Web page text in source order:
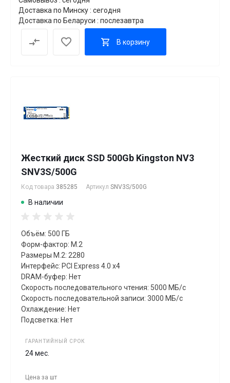
Доставка по Минску : сегодня
Доставка по Беларуси : послезавтра
В корзину
Жесткий диск SSD 500Gb Kingston NV3
SNV3S/500G
Код товара 385285 Артикул SNV3S/500G
В наличии
Объём: 500 ГБ
Форм-фактор: M.2
Размеры M.2: 2280
Интерфейс: PCI Express 4.0 x4
DRAM-буфер: Нет
Скорость последовательного чтения: 5000 МБ/с
Скорость последовательной записи: 3000 МБ/с
Охлаждение: Нет
Подсветка: Нет
ГАРАНТИЙНЫЙ СРОК
24 мес.
Цена за шт